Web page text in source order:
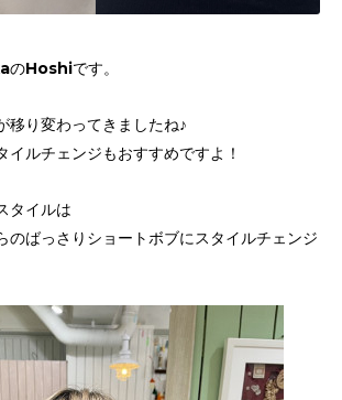
Hoshiです。
移り変わってきましたね♪
イルチェンジもおすすめですよ！
タイルは
のばっさりショートボブにスタイルチェンジ